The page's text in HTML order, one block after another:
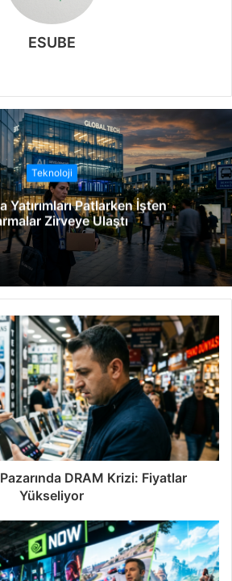
ESUBE
b
s
i
t
e
s
i
Teknoloji
Yatırımları Patlarken İşten
Zirveye Ulaştı
DRAM Krizi: Fiyatlar
Yükseliyor